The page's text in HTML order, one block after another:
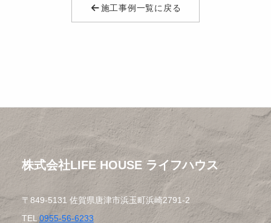
施工事例一覧に戻る
株式会社LIFE HOUSE ライフハウス
〒849-5131 佐賀県唐津市浜玉町浜崎2791-2
TEL0955-56-6233